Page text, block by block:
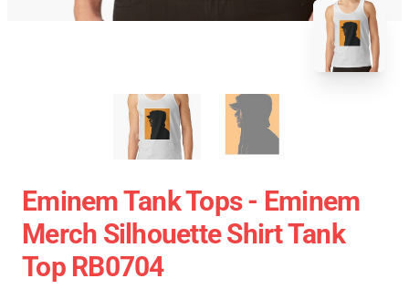
Eminem Tank Tops - Eminem
Merch Silhouette Shirt Tank
Top RB0704